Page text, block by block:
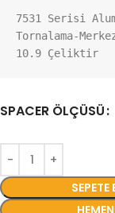
7531 Serisi
Tornalama-
10.9 Çeliktir
SPACER ÖLÇÜSÜ
SEPETE